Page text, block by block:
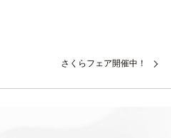
さくらフェア開催中！